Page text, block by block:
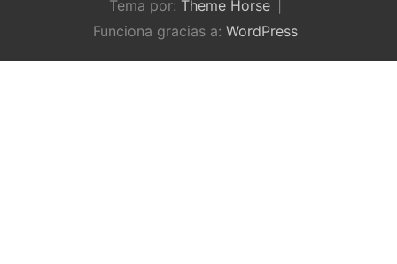
Tema por: Theme Horse
Funciona gracias a: WordPress